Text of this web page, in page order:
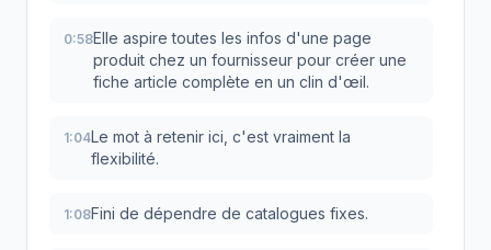
0:58Elle aspire toutes les infos d'une page
produit chez un fournisseur pour créer une
fiche article complète en un clin d'œil.
1:04Le mot à retenir ici, c'est vraiment la
flexibilité.
1:08Fini de dépendre de catalogues fixes.